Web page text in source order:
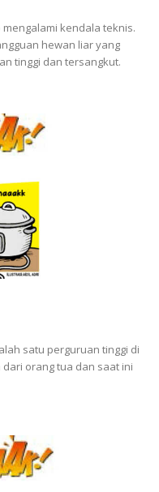
kendala teknis.
hewan liar yang
tinggi dan tersangkut.
satu perguruan tinggi di
orang tua dan saat ini